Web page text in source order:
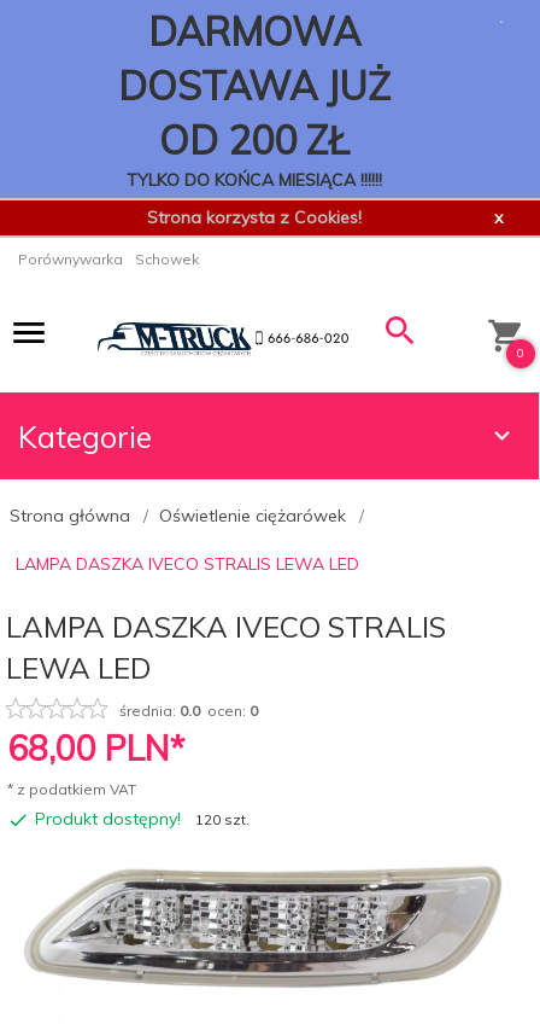
DARMOWA
DOSTAWA JUŻ
OD 200 ZŁ
TYLKO DO KOŃCA MIESIĄCA !!!!!!
.
Strona korzysta z Cookies! x
Porównywarka Schowek
0
Kategorie
Strona główna Oświetlenie ciężarówek
LAMPA DASZKA IVECO STRALIS LEWA LED
LAMPA DASZKA IVECO STRALIS
LEWA LED
średnia: 0.0ocen: 0
68,00 PLN*
* z podatkiem VAT
Produkt dostępny! 120 szt.